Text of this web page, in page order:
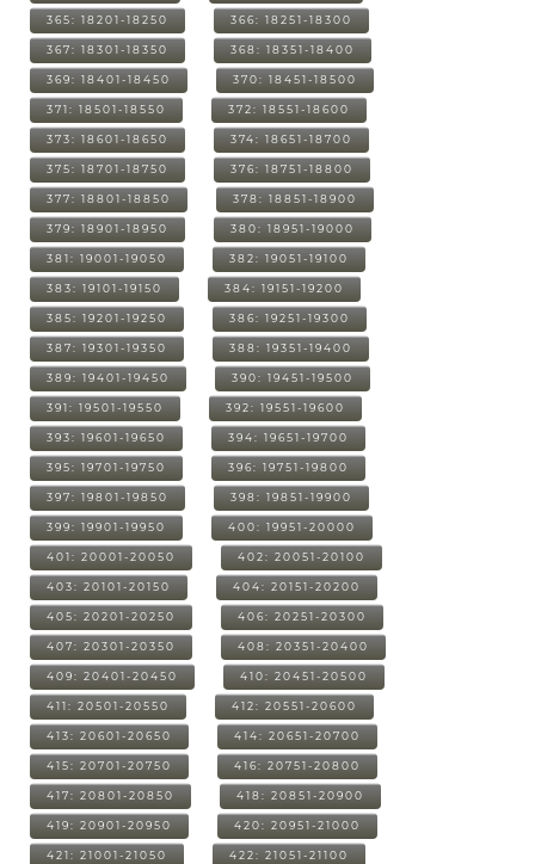
365: 18201-18250 366: 18251-18300
367: 18301-18350 368: 18351-18400
369: 18401-18450 370: 18451-18500
371: 18501-18550 372: 18551-18600
373: 18601-18650 374: 18651-18700
375: 18701-18750 376: 18751-18800
377: 18801-18850 378: 18851-18900
379: 18901-18950 380: 18951-19000
381: 19001-19050 382: 19051-19100
383: 19101-19150 384: 19151-19200
385: 19201-19250 386: 19251-19300
387: 19301-19350 388: 19351-19400
389: 19401-19450 390: 19451-19500
391: 19501-19550 392: 19551-19600
393: 19601-19650 394: 19651-19700
395: 19701-19750 396: 19751-19800
397: 19801-19850 398: 19851-19900
399: 19901-19950 400: 19951-20000
401: 20001-20050 402: 20051-20100
403: 20101-20150 404: 20151-20200
405: 20201-20250 406: 20251-20300
407: 20301-20350 408: 20351-20400
409: 20401-20450 410: 20451-20500
411: 20501-20550 412: 20551-20600
413: 20601-20650 414: 20651-20700
415: 20701-20750 416: 20751-20800
417: 20801-20850 418: 20851-20900
419: 20901-20950 420: 20951-21000
421: 21001-21050 422: 21051-21100